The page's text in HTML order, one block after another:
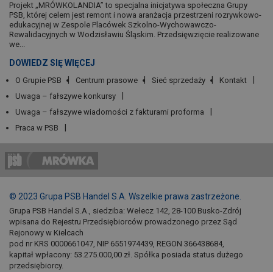
Projekt „MRÓWKOLANDIA” to specjalna inicjatywa społeczna Grupy
PSB, której celem jest remont i nowa aranżacja przestrzeni rozrywkowo-
edukacyjnej w Zespole Placówek Szkolno-Wychowawczo-
Rewalidacyjnych w Wodzisławiu Śląskim. Przedsięwzięcie realizowane
we...
DOWIEDZ SIĘ WIĘCEJ
O Grupie PSB Centrum prasowe Sieć sprzedaży
Kontakt
Uwaga – fałszywe konkursy
Uwaga – fałszywe wiadomości z fakturami proforma
Praca w PSB
© 2023 Grupa PSB Handel S.A. Wszelkie prawa zastrzeżone.
Grupa PSB Handel S.A., siedziba: Wełecz 142, 28-100 Busko-Zdrój
wpisana do Rejestru Przedsiębiorców prowadzonego przez Sąd
Rejonowy w Kielcach
pod nr KRS 0000661047, NIP 6551974439, REGON 366438684,
kapitał wpłacony: 53.275.000,00 zł. Spółka posiada status dużego
przedsiębiorcy.